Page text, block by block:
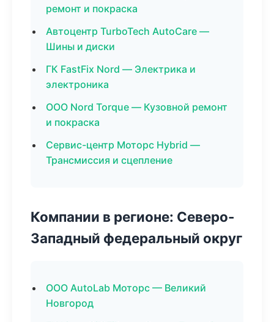
ремонт и покраска
Автоцентр TurboTech AutoCare —
Шины и диски
ГК FastFix Nord — Электрика и
электроника
ООО Nord Torque — Кузовной ремонт
и покраска
Сервис-центр Моторс Hybrid —
Трансмиссия и сцепление
Компании в регионе: Северо-
Западный федеральный округ
ООО AutoLab Моторс — Великий
Новгород